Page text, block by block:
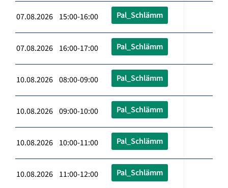
07.08.2026 15:00-16:00 Pal_Schlämm
07.08.2026 16:00-17:00 Pal_Schlämm
10.08.2026 08:00-09:00 Pal_Schlämm
10.08.2026 09:00-10:00 Pal_Schlämm
10.08.2026 10:00-11:00 Pal_Schlämm
10.08.2026 11:00-12:00 Pal_Schlämm